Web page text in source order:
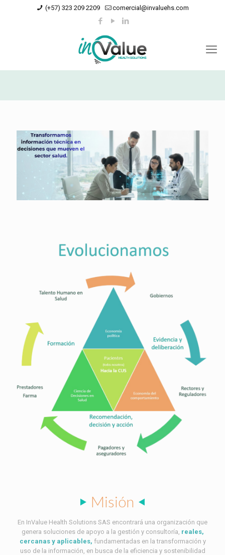
(+57) 323 209 2209 comercial@invaluehs.com
Misión
En InValue Health Solutions SAS encontrará una organización que
genera soluciones de apoyo a la gestión y consultoría, reales,
cercanas y aplicables, fundamentadas en la transformación y
uso de la información, en busca de la eficiencia y sostenibilidad